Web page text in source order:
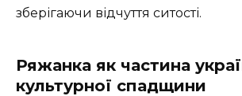
зберігаючи відчуття ситості.
Ряжанка як частина
культурної спадщини